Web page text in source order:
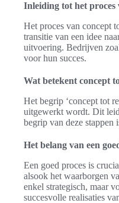
Inleiding tot het proces
Het proces van concept
transitie van een idee
uitvoering. Bedrijven
voor hun succes.
Wat betekent concept
Het begrip ‘concept tot
uitgewerkt wordt. Dit
begrip van deze stappen
Het belang van een
Een goed proces is
alsook het waarborgen
enkel strategisch, maar
succesvolle realisaties